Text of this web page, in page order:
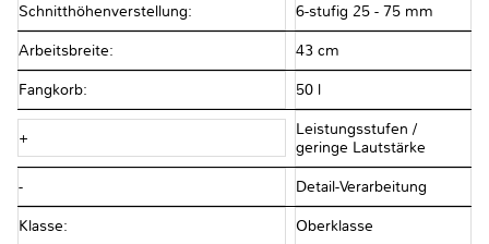
Schnitthöhenverstellung: 6-stufig 25 - 75 mm
Arbeitsbreite: 43 cm
Fangkorb: 50 l
+
Leistungsstufen /
geringe Lautstärke
- Detail-Verarbeitung
Klasse: Oberklasse